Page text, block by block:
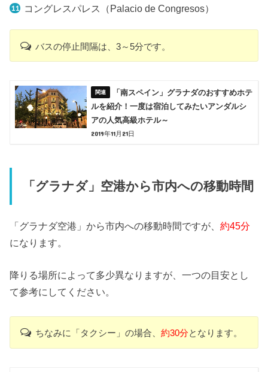
コングレスパレス（Palacio de Congresos）
バスの停止間隔は、3～5分です。
「南スペイン」グラナダのおすすめホテ
ルを紹介！一度は宿泊してみたいアンダルシ
アの人気高級ホテル～
2019年11月21日
「グラナダ」空港から市内への移動時間
「グラナダ空港」から市内への移動時間ですが、約45分
になります。
降りる場所によって多少異なりますが、一つの目安とし
て参考にしてください。
ちなみに「タクシー」の場合、 約30分となります。